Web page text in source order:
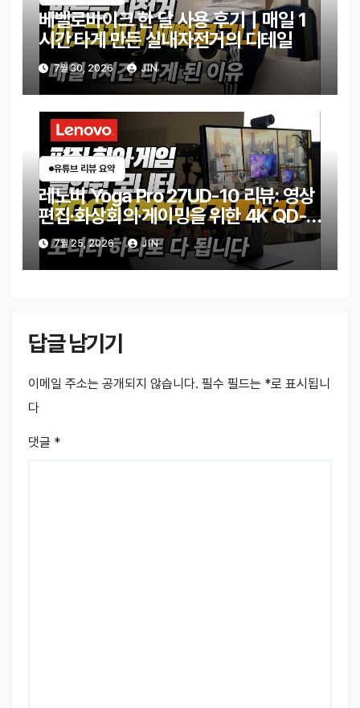
베벨로바이크 한 달 사용 후기｜매일 1
시간 타게 만든 실내자전거의 디테일
7월 30, 2026 JIN
유튜브 리뷰 요약
레노버 Yoga Pro 27UD-10 리뷰: 영상
편집·화상회의·게이밍을 위한 4K QD-
OLED 모니터
7월 25, 2026 JIN
답글 남기기
이메일 주소는 공개되지 않습니다. 필수 필드는 *로 표시됩니
다
댓글 *